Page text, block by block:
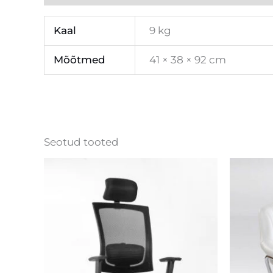
Kaal 9 kg
Mõõtmed 41 × 38 × 92 cm
Seotud tooted